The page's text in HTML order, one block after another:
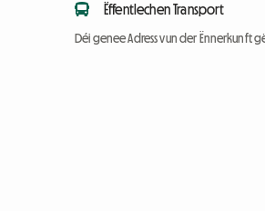
Ëffentlechen Transport
Déi genee Adress vun der Ënnerkunft